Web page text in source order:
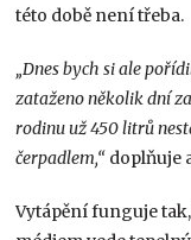
této době není třeba.
„Dnes bych si ale
zataženo několik dní
rodinu už 450 litrů
čerpadlem,“ doplňuje
Vytápění funguje